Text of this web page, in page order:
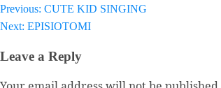
Post
navigation
Previous: CUTE KID SINGING
Next: EPISIOTOMI
Leave a Reply